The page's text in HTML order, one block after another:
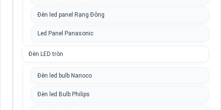
Đèn led panel Rạng Đông
Led Panel Panasonic
Đèn LED tròn
Đèn led bulb Nanoco
Đèn led Bulb Philips